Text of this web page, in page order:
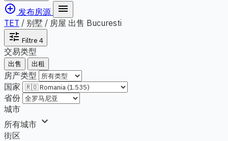
add_circle_outline 发布房源 menu
TET / 别墅 / 房屋 出售 Bucuresti
tune Filtre 4
交易类型
出售 出租
房产类型
国家
省份
城市
所有城市 expand_more
街区